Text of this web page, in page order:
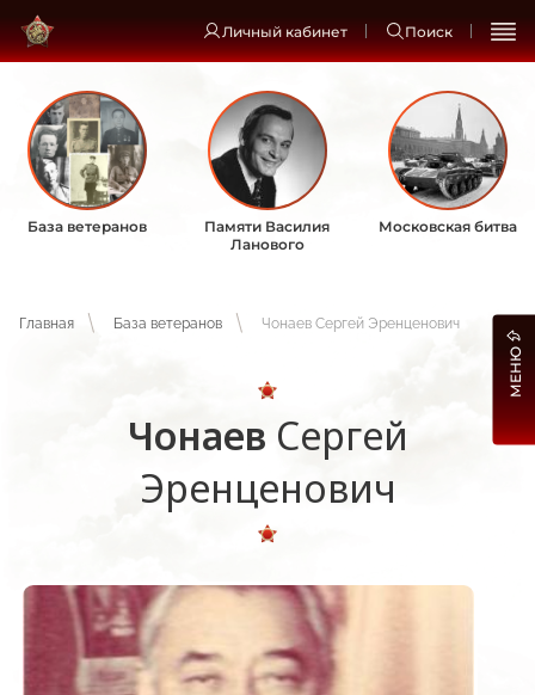
Личный кабинет Поиск
База ветеранов
Памяти Василия
Ланового
Московская битва
Главная База ветеранов Чонаев Сергей Эренценович
Чонаев Сергей
Эренценович
МЕНЮ